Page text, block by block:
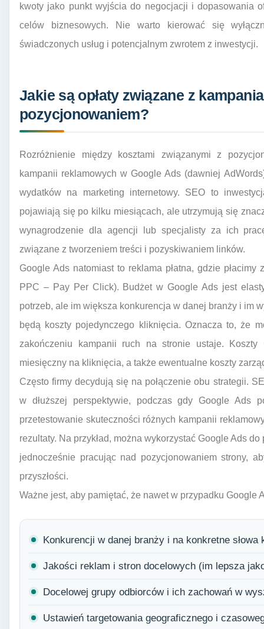
kwoty jako punkt wyjścia do negocjacji i dopasowania
celów biznesowych. Nie warto kierować się
świadczonych usług i potencjalnym zwrotem z inwestycji.
Jakie są opłaty związane z
pozycjonowaniem?
Rozróżnienie między kosztami związanymi z
kampanii reklamowych w Google Ads (dawniej
wydatków na marketing internetowy. SEO to
pojawiają się po kilku miesiącach, ale utrzymują się
wynagrodzenie dla agencji lub specjalisty za ich
związane z tworzeniem treści i pozyskiwaniem linków.
Google Ads natomiast to reklama płatna, gdzie
PPC – Pay Per Click). Budżet w Google Ads jest
potrzeb, ale im większa konkurencja w danej branży i im
będą koszty pojedynczego kliknięcia. Oznacza to, że
zakończeniu kampanii ruch na stronie ustaje.
miesięczny na kliknięcia, a także ewentualne koszty
Często firmy decydują się na połączenie obu strategii.
w dłuższej perspektywie, podczas gdy Google Ads
przetestowanie skuteczności różnych kampanii
rezultaty. Na przykład, można wykorzystać Google Ads
jednocześnie pracując nad pozycjonowaniem strony,
przyszłości.
Ważne jest, aby pamiętać, że nawet w przypadku Google
Konkurencji w danej branży i na konkretne słowa
Jakości reklam i stron docelowych (im lepsza
Docelowej grupy odbiorców i ich zachowań w
Ustawień targetowania geograficznego i